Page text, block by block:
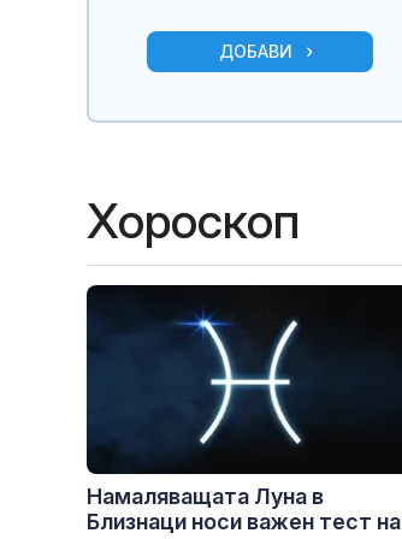
ДОБАВИ
Хороскоп
Намаляващата Луна в
Близнаци носи важен тест на